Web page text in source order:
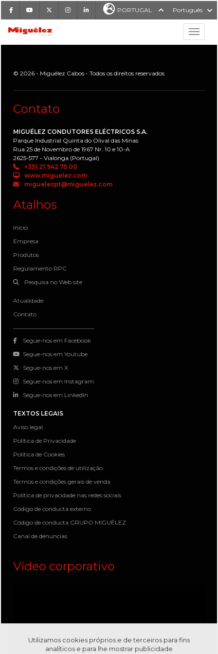
FacebookYoutube InstagramLinkedIn PORTUGAL Português
Miguélez Cabos
© 2026 - Miguélez Cabos - Todos os direitos reservados
Contato
MIGUÉLEZ CONDUTORES ELÉCTRICOS S.A.
Parque Industrial Quinta do Olival das Minas
Rua 25 de Novembro de 1967 Nr. 10 e 10-A
2625-577 - Vialonga (Portugal)
+351 21 942 75 00
www.miguelez.com
miguelezpt@miguelez.com
Atalhos
Início
Empresa
Produtos
Regulamento RPC
Pesquisa no Web site
Atualidade
Contato
Segue-nos em Facebook
Segue-nos em Youtube
Segue-nos em X
Segue-nos em Instagram
Segue-nos em LinkedIn
TEXTOS LEGAIS
Aviso legal
Política de Privacidade
Política de Cookies
Termos e condições de utilização
Termos e condições gerais de venda
Política de privacidade nas redes sociais
Código de conducta externo
Código de conducta GRUPO MIGUÉLEZ
Canal de denuncias
Vídeo corporativo
Utilizamos cookies próprios e de terceiros para fins
analíticos e para lhe mostrar publicidade